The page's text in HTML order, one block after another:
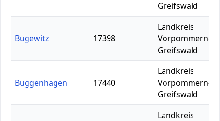
Greifswald
Bugewitz 17398
Landkreis
Vorpommern-
Greifswald
Buggenhagen 17440
Landkreis
Vorpommern-
Greifswald
Landkreis